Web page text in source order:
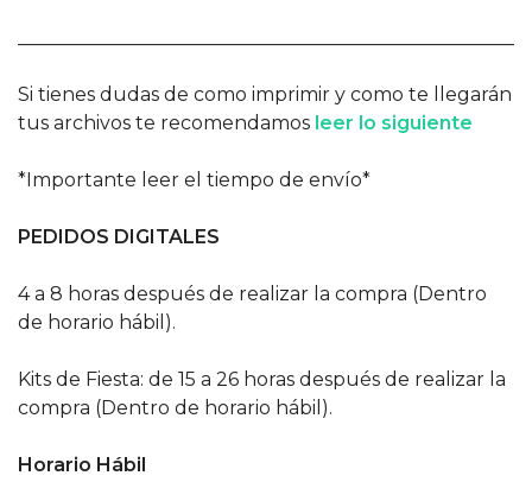
Si tienes dudas de como imprimir y como te llegarán
tus archivos te recomendamos leer lo siguiente
*Importante leer el tiempo de envío*
PEDIDOS DIGITALES
4 a 8 horas después de realizar la compra (Dentro
de horario hábil).
Kits de Fiesta: de 15 a 26 horas después de realizar la
compra (Dentro de horario hábil).
Horario Hábil